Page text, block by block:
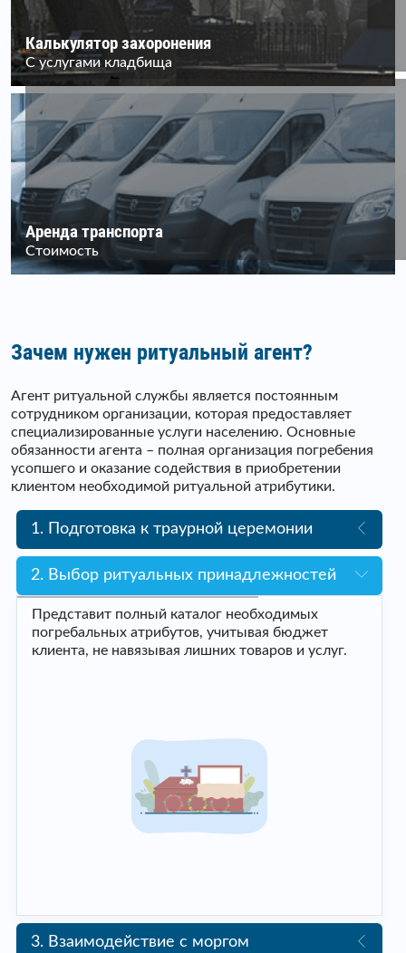
Калькулятор захоронения
С услугами кладбища
Аренда транспорта
Стоимость
Зачем нужен ритуальный агент?
Агент ритуальной службы является постоянным
сотрудником организации, которая предоставляет
специализированные услуги населению. Основные
обязанности агента – полная организация погребения
усопшего и оказание содействия в приобретении
клиентом необходимой ритуальной атрибутики.
1. Подготовка к траурной церемонии
2. Выбор ритуальных принадлежностей
Представит полный каталог необходимых
погребальных атрибутов, учитывая бюджет
клиента, не навязывая лишних товаров и услуг.
3. Взаимодействие с моргом